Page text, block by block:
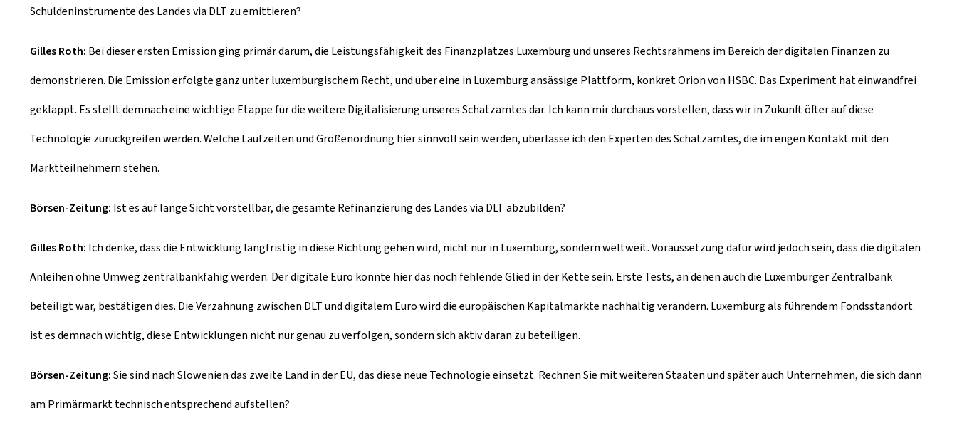
Schuldeninstrumente des Landes via DLT zu emittieren?
Gilles Roth: Bei dieser ersten Emission ging primär darum, die Leistungsfähigkeit des Finanzplatzes Luxemburg und unseres Rechtsrahmens im Bereich der digitalen Finanzen zu
demonstrieren. Die Emission erfolgte ganz unter luxemburgischem Recht, und über eine in Luxemburg ansässige Plattform, konkret Orion von HSBC. Das Experiment hat einwandfrei
geklappt. Es stellt demnach eine wichtige Etappe für die weitere Digitalisierung unseres Schatzamtes dar. Ich kann mir durchaus vorstellen, dass wir in Zukunft öfter auf diese
Technologie zurückgreifen werden. Welche Laufzeiten und Größenordnung hier sinnvoll sein werden, überlasse ich den Experten des Schatzamtes, die im engen Kontakt mit den
Marktteilnehmern stehen.
Börsen-Zeitung: Ist es auf lange Sicht vorstellbar, die gesamte Refinanzierung des Landes via DLT abzubilden?
Gilles Roth: Ich denke, dass die Entwicklung langfristig in diese Richtung gehen wird, nicht nur in Luxemburg, sondern weltweit. Voraussetzung dafür wird jedoch sein, dass die digitalen
Anleihen ohne Umweg zentralbankfähig werden. Der digitale Euro könnte hier das noch fehlende Glied in der Kette sein. Erste Tests, an denen auch die Luxemburger Zentralbank
beteiligt war, bestätigen dies. Die Verzahnung zwischen DLT und digitalem Euro wird die europäischen Kapitalmärkte nachhaltig verändern. Luxemburg als führendem Fondsstandort
ist es demnach wichtig, diese Entwicklungen nicht nur genau zu verfolgen, sondern sich aktiv daran zu beteiligen.
Börsen-Zeitung:Sie sind nach Slowenien das zweite Land in der EU, das diese neue Technologie einsetzt. Rechnen Sie mit weiteren Staaten und später auch Unternehmen, die sich dann
am Primärmarkt technisch entsprechend aufstellen?